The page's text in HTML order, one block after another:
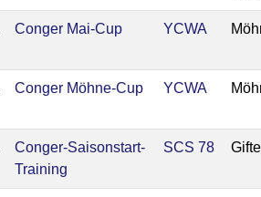
Conger Mai-Cup YCWA
Conger Möhne-Cup YCWA
Conger-Saisonstart-
Training
SCS 78